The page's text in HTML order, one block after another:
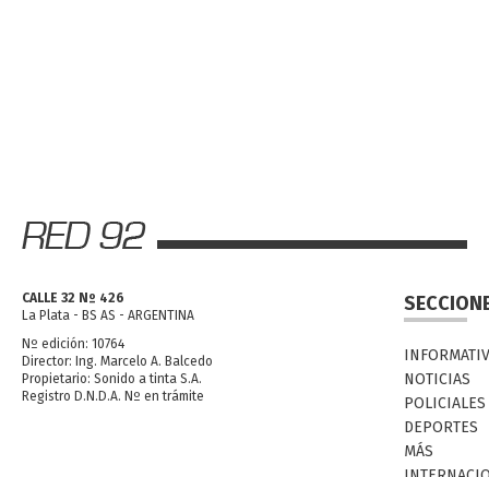
CALLE 32 Nº 426
La Plata - BS AS - ARGENTINA
Nº edición: 10764
Director: Ing. Marcelo A. Balcedo
Propietario: Sonido a tinta S.A.
Registro D.N.D.A. Nº en trámite
NOTICIAS
POLICIALES
DEPORTES
MÁS